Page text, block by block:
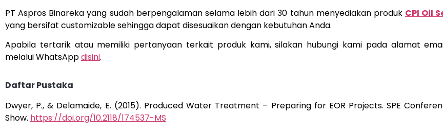
PT Aspros Binareka yang sudah berpengalaman selama lebih dari 30 tahun menyediakan produk CPI Oil
yang bersifat customizable sehingga dapat disesuaikan dengan kebutuhan Anda.
Apabila tertarik atau memiliki pertanyaan terkait produk kami, silakan hubungi kami pada alamat
melalui WhatsAppdisini.
Daftar Pustaka
Dwyer, P., & Delamaide, E. (2015). Produced Water Treatment – Preparing for EOR Projects. SPE
Show. https://doi.org/10.2118/174537-MS